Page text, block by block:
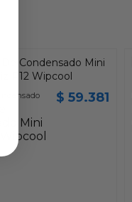
Mini
$ 59.381